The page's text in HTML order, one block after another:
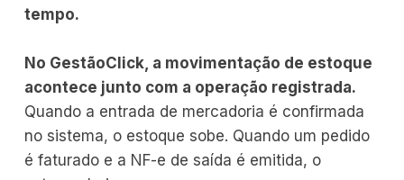
tempo.
No GestãoClick, a movimentação de estoque
acontece junto com a operação registrada.
Quando a entrada de mercadoria é confirmada
no sistema, o estoque sobe. Quando um pedido
é faturado e a NF-e de saída é emitida, o